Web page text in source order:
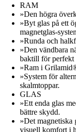
RAM
»Den högra
»Byt glas på ett
magnetglas-
»Runda och
»Den vändbara
baktill för perfekt
»Ram i
»System för
skalmtoppar.
GLAS
»Ett enda glas
bättre skydd.
»Det magnetiska
visuell komfort i